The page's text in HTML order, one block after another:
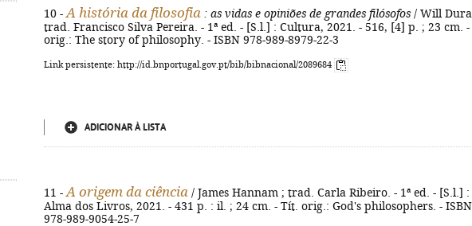
10 - A história da filosofia : as vidas e opiniões de grandes filósofos / Will
trad. Francisco Silva Pereira. - 1ª ed. - [S.l.] : Cultura, 2021. - 516, [4] p. ; 23 cm. -
orig.: The story of philosophy. - ISBN 978-989-8979-22-3
Link persistente: http://id.bnportugal.gov.pt/bib/bibnacional/2089684
ADICIONAR À LISTA
11 - A origem da ciência / James Hannam ; trad. Carla Ribeiro. - 1ª ed. - [S.l.] :
Alma dos Livros, 2021. - 431 p. : il. ; 24 cm. - Tít. orig.: God's philosophers. - ISBN
978-989-9054-25-7